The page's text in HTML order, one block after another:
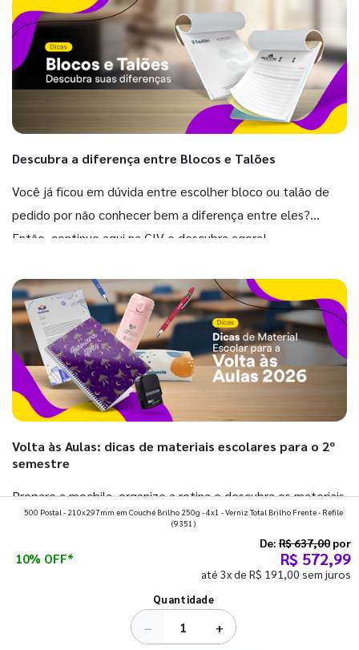
Descubra a diferença entre Blocos e Talões
Você já ficou em dúvida entre escolher bloco ou talão de
pedido por não conhecer bem a diferença entre eles?
Então, continue aqui na GIV e descubra agora!
Volta às Aulas: dicas de materiais escolares para o 2º
semestre
Prepare a mochila, organize a rotina e descubra os materiais
que fazem toda diferença para começar o segundo
500 Postal - 210x297mm em Couché Brilho 250g - 4x1 - Verniz Total Brilho Frente - Refile
(9351)
10% OFF*
De: R$ 637,00 por
R$ 572,99
até 3x de R$ 191,00 sem juros
Quantidade
− +